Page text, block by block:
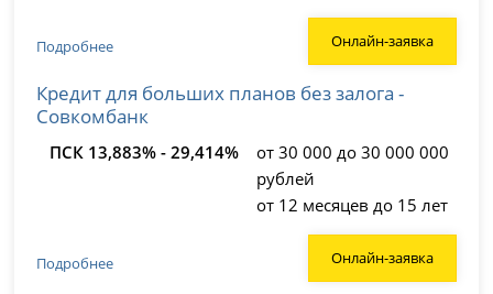
Подробнее Онлайн-заявка
Кредит для больших планов без залога -
Совкомбанк
ПСК 13,883% - 29,414%
от 30 000 до 30 000 000
рублей
от 12 месяцев до 15 лет
Подробнее Онлайн-заявка